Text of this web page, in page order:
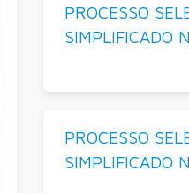
PROCESSO
SIMPLIFICADO
PROCESSO
SIMPLIFICADO